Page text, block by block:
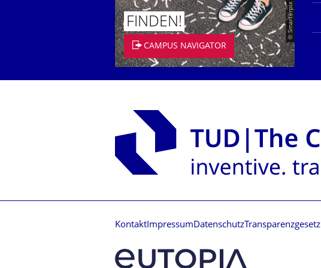
FINDEN!
CAMPUS NAVIGATOR
Kontakt Impressum DatenschutzTransparenzgesetz